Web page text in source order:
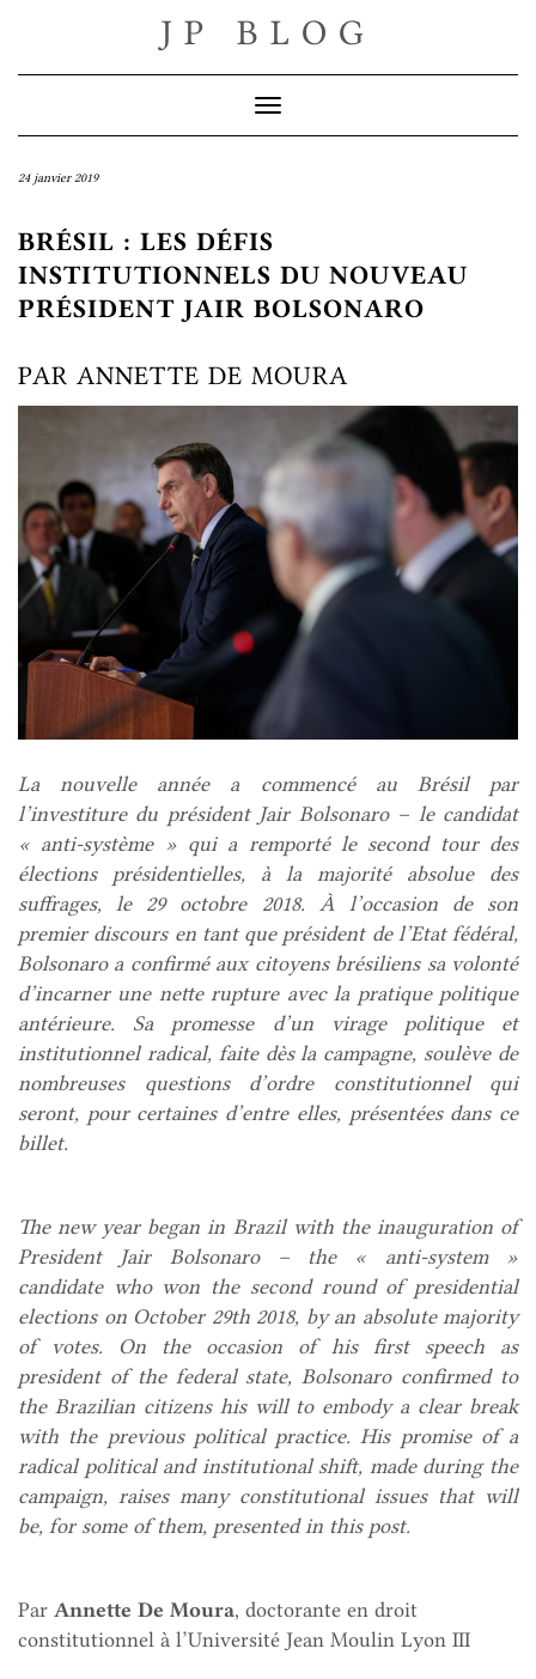
JP BLOG
Toggle Navigation
24 janvier 2019
BRÉSIL : LES DÉFIS
INSTITUTIONNELS DU NOUVEAU
PRÉSIDENT JAIR BOLSONARO
PAR ANNETTE DE MOURA
La nouvelle année a commencé au Brésil par
l’investiture du président Jair Bolsonaro – le candidat
« anti-système » qui a remporté le second tour des
élections présidentielles, à la majorité absolue des
suffrages, le 29 octobre 2018. À l’occasion de son
premier discours en tant que président de l’Etat fédéral,
Bolsonaro a confirmé aux citoyens brésiliens sa volonté
d’incarner une nette rupture avec la pratique politique
antérieure. Sa promesse d’un virage politique et
institutionnel radical, faite dès la campagne, soulève de
nombreuses questions d’ordre constitutionnel qui
seront, pour certaines d’entre elles, présentées dans ce
billet.
The new year began in Brazil with the inauguration of
President Jair Bolsonaro – the « anti-system »
candidate who won the second round of presidential
elections on October 29th 2018, by an absolute majority
of votes. On the occasion of his first speech as
president of the federal state, Bolsonaro confirmed to
the Brazilian citizens his will to embody a clear break
with the previous political practice. His promise of a
radical political and institutional shift, made duringthe
campaign, raises many constitutional issues that will
be, for some of them, presented in this post.
Par Annette De Moura, doctorante en droit
constitutionnel à l’Université Jean Moulin Lyon III